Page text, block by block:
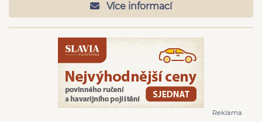
Více informací
Reklama